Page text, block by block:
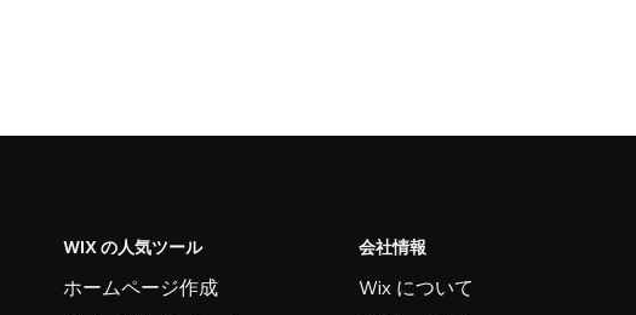
WIX の人気ツール
ホームページ作成
会社情報
Wix について